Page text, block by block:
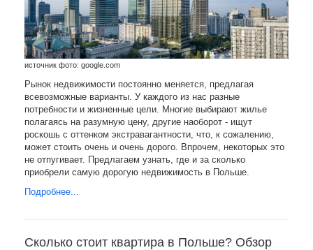
источник фото: google.com
Рынок недвижимости постоянно меняется, предлагая
всевозможные варианты. У каждого из нас разные
потребности и жизненные цели. Многие выбирают жилье
полагаясь на разумную цену, другие наоборот - ищут
роскошь с оттенком экстравагантности, что, к сожалению,
может стоить очень и очень дорого. Впрочем, некоторых это
не отпугивает. Предлагаем узнать, где и за сколько
приобрели самую дорогую недвижимость в Польше.
Подробнее...
Сколько стоит квартира в Польше? Обзор